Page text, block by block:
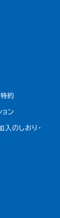
約
ン
入のしおり・